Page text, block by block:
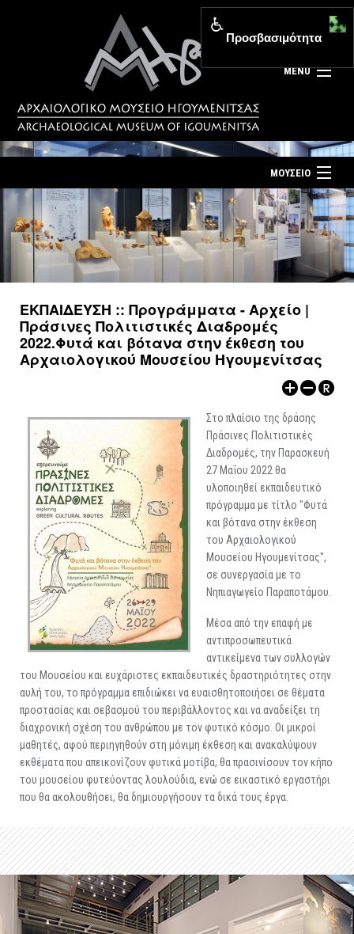
MENU
Αρχική σελίδα
Επίσκεψη
Επικοινωνία
Νέα
Ελληνικά|
ΜΟΥΣΕΙΟ
ΤΟ ΜΟΥΣΕΙΟ
ΕΚΘΕΣΕΙΣ
ΕΚΔΗΛΩΣΕΙΣ
ΕΚΔΟΣΕΙΣ
ΑΡΧΑΙΟΛΟΓΙΚΟΙ ΧΩΡΟΙ
ΕΚΠΑΙΔΕΥΣΗ :: Προγράμματα - Αρχείο |
Πράσινες Πολιτιστικές Διαδρομές
2022.Φυτά και βότανα στην έκθεση του
Αρχαιολογικού Μουσείου Ηγουμενίτσας
Στο πλαίσιο της δράσης
Πράσινες Πολιτιστικές
Διαδρομές, την Παρασκευή
27 Μαΐου 2022 θα
υλοποιηθεί εκπαιδευτικό
πρόγραμμα με τίτλο "Φυτά
και βότανα στην έκθεση
του Αρχαιολογικού
Μουσείου Ηγουμενίτσας",
σε συνεργασία με το
Νηπιαγωγείο Παραποτάμου.
Μέσα από την επαφή με
αντιπροσωπευτικά
αντικείμενα των συλλογών
του Μουσείου και ευχάριστες εκπαιδευτικές δραστηριότητες στην
αυλή του, το πρόγραμμα επιδιώκει να ευαισθητοποιήσει σε θέματα
προστασίας και σεβασμού του περιβάλλοντος και να αναδείξει τη
διαχρονική σχέση του ανθρώπου με τον φυτικό κόσμο. Οι μικροί
μαθητές, αφού περιηγηθούν στη μόνιμη έκθεση και ανακαλύψουν
εκθέματα που απεικονίζουν φυτικά μοτίβα, θα πρασινίσουν τον κήπο
του μουσείου φυτεύοντας λουλούδια, ενώ σε εικαστικό εργαστήρι
που θα ακολουθήσει, θα δημιουργήσουν τα δικά τους έργα.
Προσβασιμότητα